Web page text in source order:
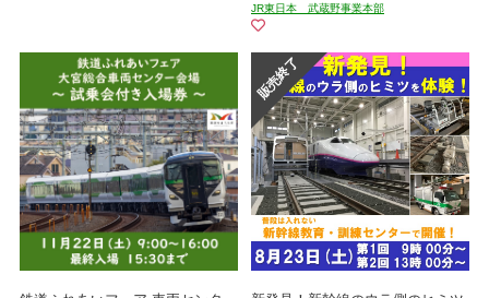
JR東日本 武蔵野事業本部